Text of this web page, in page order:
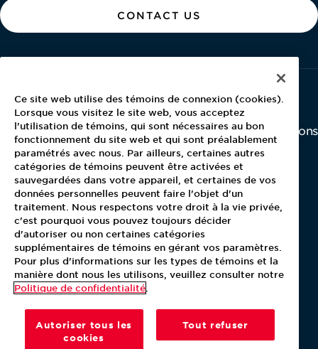
CONTACT US
About Aramark
Home
Contact Us
Careers
Why Us
Newsroom
Investor Relations
Latest News
Media Kit
Blog
For Employees
MyPay
Ce site web utilise des témoins de connexion (cookies).
Lorsque vous visitez le site web, vous acceptez
l'utilisation de témoins, qui sont nécessaires au bon
fonctionnement du site web et qui sont préalablement
paramétrés avec nous. Par ailleurs, certaines autres
catégories de témoins peuvent être activées et
sauvegardées dans votre appareil, et certaines de vos
données personnelles peuvent faire l'objet d'un
traitement. Nous respectons votre droit à la vie privée,
c'est pourquoi vous pouvez toujours décider
d'autoriser ou non certaines catégories
supplémentaires de témoins en gérant vos paramètres.
Pour plus d'informations sur les types de témoins et la
manière dont nous les utilisons, veuillez consulter notre
Politique de confidentialité
Autoriser tous les
cookies
Tout refuser